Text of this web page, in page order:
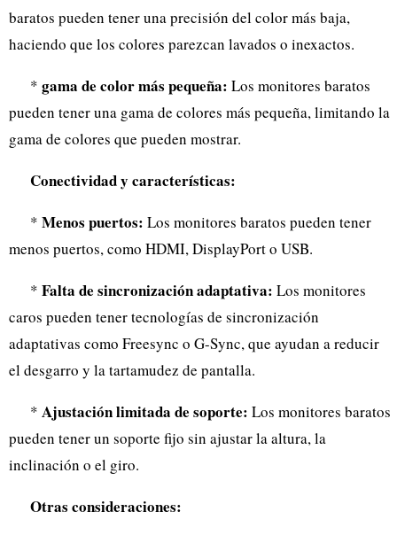
baratos pueden tener una precisión del color más baja,
haciendo que los colores parezcan lavados o inexactos.
* gama de color más pequeña: Los monitores baratos
pueden tener una gama de colores más pequeña, limitando la
gama de colores que pueden mostrar.
Conectividad y características:
* Menos puertos: Los monitores baratos pueden tener
menos puertos, como HDMI, DisplayPort o USB.
* Falta de sincronización adaptativa: Los monitores
caros pueden tener tecnologías de sincronización
adaptativas como Freesync o G-Sync, que ayudan a reducir
el desgarro y la tartamudez de pantalla.
* Ajustación limitada de soporte: Los monitores baratos
pueden tener un soporte fijo sin ajustar la altura, la
inclinación o el giro.
Otras consideraciones: